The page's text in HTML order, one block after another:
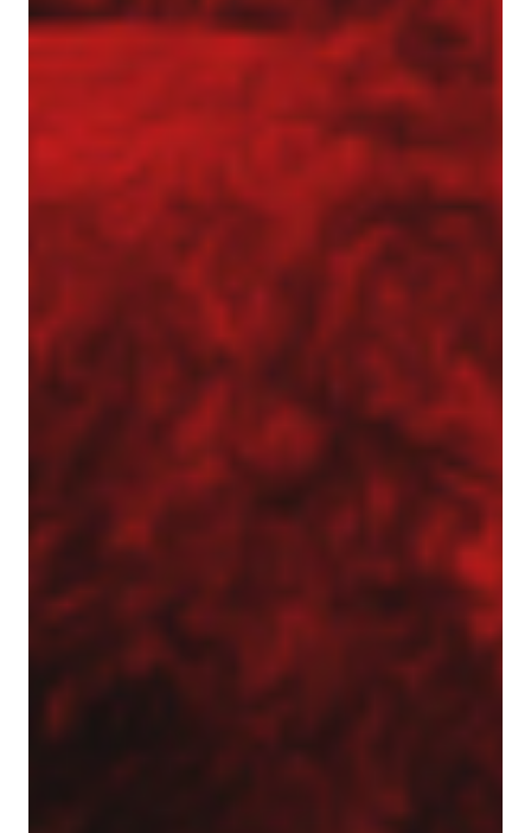
Młodszy Inżynier Budowy (K/M)
Mechanik / serwisant maszyn budowlanych
Młodszy Inżynier Budowy (K/M)
Inżynier Budowy (K/M)
Specjalista ds. kosztorysowania i wycen (K/M)
Operator palownicy (K/M)
Projektant geotechniczny (K/M)
Park maszynowy
Specjaliści w dziedzinie geotechniki
Zespół Tergon
Polityka prywatności
Realizujemy zlecenia na terenie całego kraju